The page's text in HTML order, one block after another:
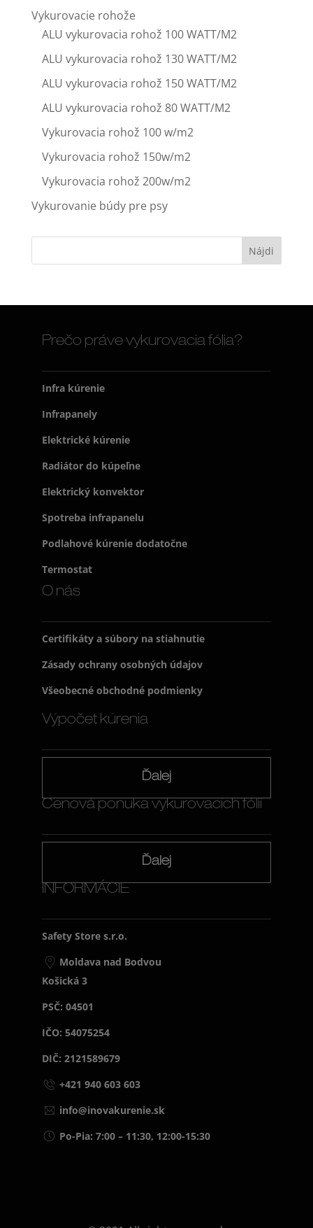
Vykurovacie rohože
ALU vykurovacia rohož 100 WATT/M2
ALU vykurovacia rohož 130 WATT/M2
ALU vykurovacia rohož 150 WATT/M2
ALU vykurovacia rohož 80 WATT/M2
Vykurovacia rohož 100 w/m2
Vykurovacia rohož 150w/m2
Vykurovacia rohož 200w/m2
Vykurovanie búdy pre psy
Prečo práve vykurovacia fólia?
Infra kúrenie
Infrapanely
Elektrické kúrenie
Radiátor do kúpeľne
Elektrický konvektor
Spotreba infrapanelu
Podlahové kúrenie dodatočne
Termostat
O nás
Certifikáty a súbory na stiahnutie
Zásady ochrany osobných údajov
Všeobecné obchodné podmienky
Výpočet kúrenia
Ďalej
Cenová ponuka vykurovacích fólií
Ďalej
INFORMÁCIE
Safety Store s.r.o.
Moldava nad Bodvou
Košická 3
PSČ: 04501
IČO: 54075254
DIČ: 2121589679
+421 940 603 603
info@inovakurenie.sk
Po-Pia: 7:00 – 11:30, 12:00-15:30